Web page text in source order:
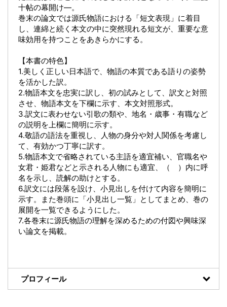
十帖の幕開け―。
巻末の論文では源氏物語における「短文表現」に着目
し、連綿と続く本文の中に突然現れる短文が、重要な意
味効用を持つことをあきらかにする。
【本書の特色】
1.美しく正しい日本語で、物語の本質である語りの姿勢
を活かした訳。
2.物語本文を忠実に訳し、初の試みとして、訳文と対照
させ、物語本文を下欄に示す、本文対照形式。
3.訳文に表わせない引歌の類や、地名・歳事・有職など
の説明を上欄に簡明に示す。
4.敬語の語法を重視し、人物の身分や対人関係を考慮し
て、有効かつ丁寧に訳す。
5.物語本文で省略されている主語を適宜補い、官職名や
女君・姫君などと示される人物にも適宜、（ ）内に呼
名を示し、読解の助けとする。
6.訳文には段落を設け、小見出しを付けて内容を簡明に
示す。また巻頭に「小見出し一覧」としてまとめ、巻の
展開を一覧できるようにした。
7.各巻末に源氏物語の理解を深めるための付図や興味深
い論文を掲載。
プロフィール